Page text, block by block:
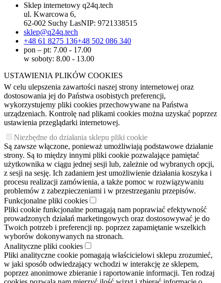
Sklep internetowy q24q.tech
ul. Kwarcowa 6,
62-002 Suchy LasNIP: 9721338515
sklep@q24q.tech
+48 61 8275 136+48 502 086 340
pon – pt: 7.00 - 17.00
w soboty: 8.00 - 13.00
USTAWIENIA PLIKÓW COOKIES
W celu ulepszenia zawartości naszej strony internetowej oraz
dostosowania jej do Państwa osobistych preferencji,
wykorzystujemy pliki cookies przechowywane na Państwa
urządzeniach. Kontrolę nad plikami cookies można uzyskać poprzez
ustawienia przeglądarki internetowej.
Niezbędne do działania sklepu pliki cookie
Są zawsze włączone, ponieważ umożliwiają podstawowe działanie
strony. Są to między innymi pliki cookie pozwalające pamiętać
użytkownika w ciągu jednej sesji lub, zależnie od wybranych opcji,
z sesji na sesję. Ich zadaniem jest umożliwienie działania koszyka i
procesu realizacji zamówienia, a także pomoc w rozwiązywaniu
problemów z zabezpieczeniami i w przestrzeganiu przepisów.
Funkcjonalne pliki cookies
Pliki cookie funkcjonalne pomagają nam poprawiać efektywność
prowadzonych działań marketingowych oraz dostosowywać je do
Twoich potrzeb i preferencji np. poprzez zapamiętanie wszelkich
wyborów dokonywanych na stronach.
Analityczne pliki cookies
Pliki analityczne cookie pomagają właścicielowi sklepu zrozumieć,
w jaki sposób odwiedzający wchodzi w interakcję ze sklepem,
poprzez anonimowe zbieranie i raportowanie informacji. Ten rodzaj